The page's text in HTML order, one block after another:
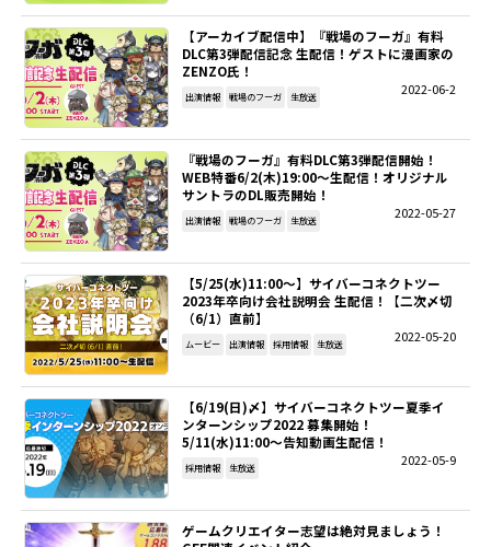
【アーカイブ配信中】『戦場のフーガ』有料
DLC第3弾配信記念 生配信！ゲストに漫画家の
ZENZO氏！
2022-06-2
出演情報 戦場のフーガ 生放送
『戦場のフーガ』有料DLC第3弾配信開始！
WEB特番6/2(木)19:00～生配信！オリジナル
サントラのDL販売開始！
2022-05-27
出演情報 戦場のフーガ 生放送
【5/25(水)11:00～】サイバーコネクトツー
2023年卒向け会社説明会 生配信！【二次〆切
（6/1）直前】
2022-05-20
ムービー 出演情報 採用情報 生放送
【6/19(日)〆】サイバーコネクトツー夏季イ
ンターンシップ2022 募集開始！
5/11(水)11:00～告知動画生配信！
2022-05-9
採用情報 生放送
ゲームクリエイター志望は絶対見ましょう！